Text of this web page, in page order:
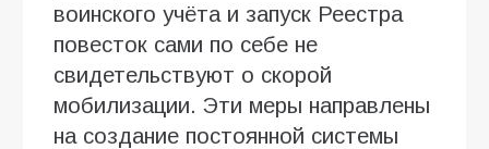
воинского учёта и запуск Реестра
повесток сами по себе не
свидетельствуют о скорой
мобилизации. Эти меры направлены
на создание постоянной системы